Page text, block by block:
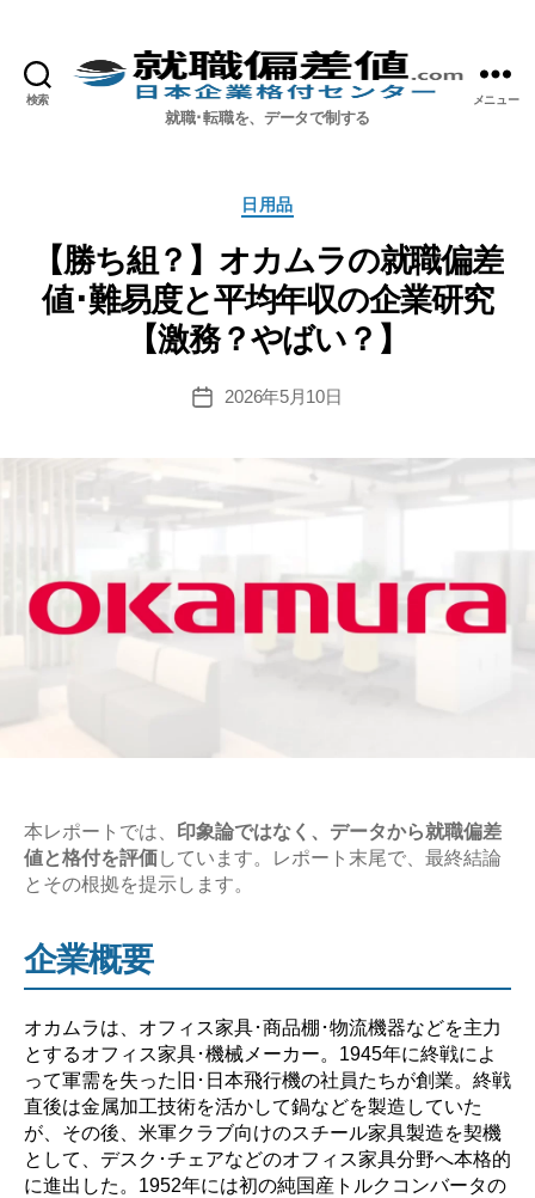
検索 就職偏差値.com【公式】
就職･転職を、データで制する
メニュー
カ
ゴ
リ
ー
日用品
【勝ち組？】オカムラの就職偏差
値･難易度と平均年収の企業研究
【激務？やばい？】
投
2026年5月10日
本レポートでは、
印象論ではなく、データから就職偏差
値と格付を評価しています。レポート末尾で、最終結論
とその根拠を提示します。
企業概要
オカムラは、オフィス家具･商品棚･物流機器などを主力
とするオフィス家具･機械メーカー。1945年に終戦によ
って軍需を失った旧･日本飛行機の社員たちが創業。終戦
直後は金属加工技術を活かして鍋などを製造していた
が、その後、米軍クラブ向けのスチール家具製造を契機
として、デスク･チェアなどのオフィス家具分野へ本格的
に進出した。1952年には初の純国産トルクコンバータの